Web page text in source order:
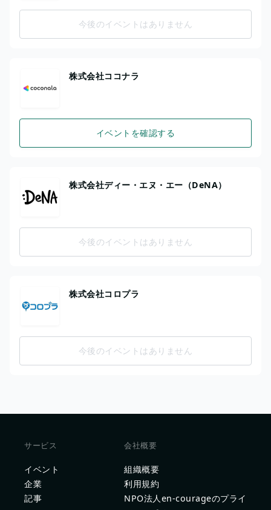
今後のイベントはありません
株式会社ココナラ
イベントを確認する
株式会社ディー・エヌ・エー（DeNA）
今後のイベントはありません
株式会社コロプラ
今後のイベントはありません
サービス
イベント
企業
記事
会社概要
組織概要
利用規約
NPO法人en-courageのプライ